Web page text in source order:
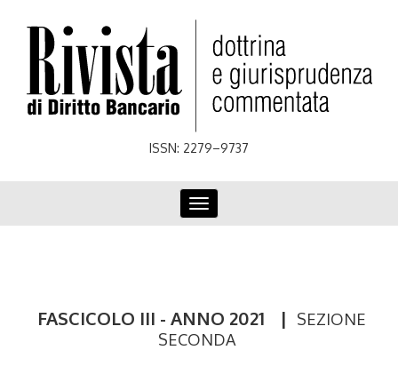
ISSN: 2279–9737
Toggle
navigation
FASCICOLO III - ANNO 2021 |
SEZIONE
SECONDA